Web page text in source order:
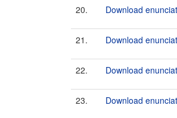
20. Download
21. Download
22. Download
23. Download